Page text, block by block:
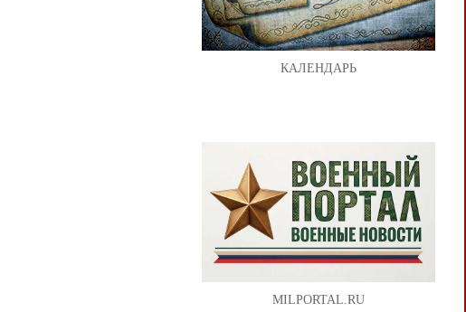
КАЛЕНДАРЬ
MILPORTAL.RU